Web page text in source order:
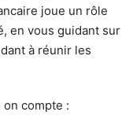
joue un rôle
en vous guidant sur
à réunir les
compte :